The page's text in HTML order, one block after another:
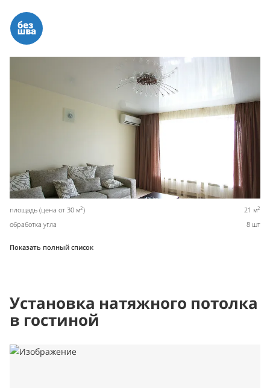
площадь (цена от 30 м2) 21 м2
обработка угла 8 шт
Показать полный список
Установка натяжного потолка
в гостиной